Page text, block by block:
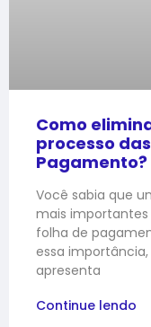
Como
processo
Pagamento?
Você sabia que
mais
folha de
essa
apresenta
Continue lendo